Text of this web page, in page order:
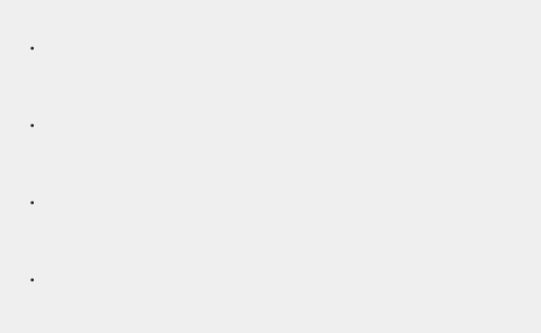
・
・
・
・